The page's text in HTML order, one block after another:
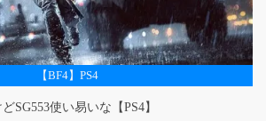
【BF4】PS4
SG553使い易いな【PS4】